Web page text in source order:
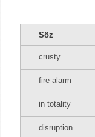
Söz
crusty
fire alarm
in totality
disruption